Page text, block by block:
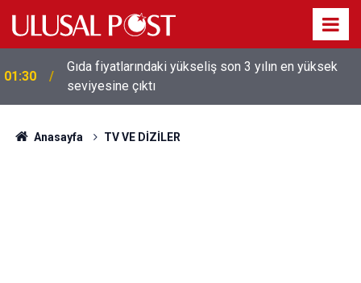
01:26
Galatasaray'dan sekiz kişi hakkında savcılığa suç
duyurusu
Anasayfa TV VE DİZİLER